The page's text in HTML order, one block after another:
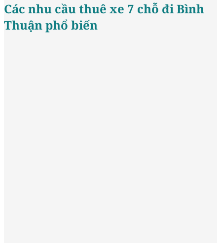
Các nhu cầu thuê xe 7 chỗ đi Bình
Thuận phổ biến